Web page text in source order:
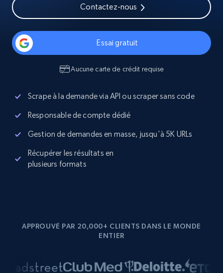
Contactez-nous
Essai gratuit
Aucune carte de crédit requise
Scrape à la demande via API ou scraper sans code
Responsable de compte dédié
Gestion de demandes en masse, jusqu'à 5K URLs
Récupérer les résultats en
plusieurs formats
APPROUVÉ PAR 20,000+ CLIENTS DANS LE MONDE
ENTIER